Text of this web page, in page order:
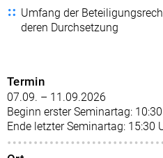
Umfang der
deren Durchsetzung
Termin
07.09. – 11.09.2026
Beginn erster Seminartag:
Ende letzter Seminartag: 15:30